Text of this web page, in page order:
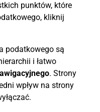
punktów, które
kliknij
podatkowego są
i łatwo
. Strony
wpływ na strony